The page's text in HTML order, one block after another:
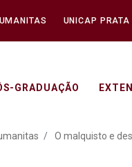
UNICAP PRATA
GRADUAÇÃO
O malquisto e